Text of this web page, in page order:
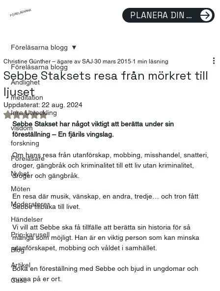
FÖRELÄSARNA PLANERA DIN FÖRELÄSNING
Föreläsarna blogg
Andlighet
meditation
Inre Utveckling
visdom
forskning
Föreläsare
Nyhet
Möten
Moderatorer
Händelser
Prio-karusell
Blog
Artikel
Case
Föreläsarna blogg
Sebbe Staksets resa från mörkret till
ljuset
Christine Günther – ägare av SAJ 30 mars 2015 1 min läsning
Uppdaterat: 22 aug. 2024
Betygsatt till NaN av 5 stjärnor.
Sebbe Stakset har något viktigt att berätta under sin
föreställning – En fjärils vingslag.
Om hans resa från utanförskap, mobbing, misshandel, snatteri,
droger, gängbråk och kriminalitet till ett liv utan kriminalitet,
droger och gängbråk.
En resa där musik, vänskap, en andra, tredje… och tron fått
Sebbe tillbaka till livet.
Vi vill att Sebbe ska få tillfälle att berätta sin historia för så
många som möjligt. Han är en viktig person som kan minska
utanförskapet, mobbing och våldet i samhället.
Boka en föreställning med Sebbe och bjud in ungdomar och
vuxna på er ort.